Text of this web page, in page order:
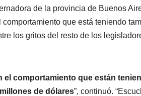
de la provincia de Buenos
que está teniendo
los gritos del resto de los
el comportamiento que están
de dólares”, continuó.